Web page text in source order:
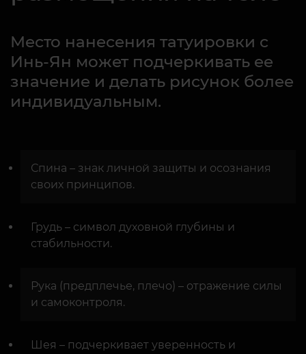
Место нанесения татуировки с
Инь-Ян может подчеркивать ее
значение и делать рисунок более
индивидуальным.
Спина – знак личной защиты и осознания
своих принципов.
Грудь – символ духовной глубины и
стабильности.
Рука (предплечье, плечо) – отражение силы
и самоконтроля.
Шея – подчеркивает уверенность и